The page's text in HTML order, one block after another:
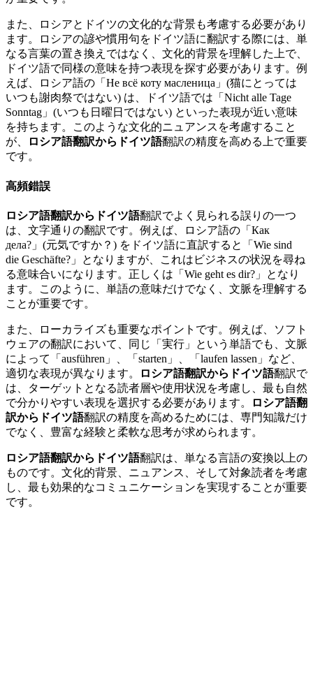
また、ロシアとドイツの文化的な背景も考慮する必要があり
ます。ロシアの諺や慣用句をドイツ語に翻訳する際には、単
なる言葉の置き換えではなく、文化的背景を理解した上で、
ドイツ語で同様の意味を持つ表現を探す必要があります。例
えば、ロシア語の「Не всё коту масленица」(猫にとっては
いつも謝肉祭ではない) は、ドイツ語では「Nicht alle Tage
Sonntag」(いつも日曜日ではない) といった表現が近い意味
を持ちます。このような文化的ニュアンスを考慮すること
が、
ロシア語翻訳からドイツ語翻訳の精度を高める上で重要
です。
高頻錯誤
ロシア語翻訳からドイツ語翻訳でよく見られる誤りの一つ
は、文字通りの翻訳です。例えば、ロシア語の「Как
дела?」(元気ですか？) をドイツ語に直訳すると「Wie sind
die Geschäfte?」となりますが、これはビジネスの状況を尋ね
る意味合いになります。正しくは「Wie geht es dir?」となり
ます。このように、単語の意味だけでなく、文脈を理解する
ことが重要です。
また、ローカライズも重要なポイントです。例えば、ソフト
ウェアの翻訳において、同じ「実行」という単語でも、文脈
によって「ausführen」、「starten」、「laufen lassen」など、
適切な表現が異なります。
ロシア語翻訳からドイツ語翻訳で
は、ターゲットとなる読者層や使用状況を考慮し、最も自然
で分かりやすい表現を選択する必要があります。
ロシア語翻
訳からドイツ語翻訳の精度を高めるためには、専門知識だけ
でなく、豊富な経験と柔軟な思考が求められます。
ロシア語翻訳からドイツ語翻訳は、単なる言語の変換以上の
ものです。文化的背景、ニュアンス、そして対象読者を考慮
し、最も効果的なコミュニケーションを実現することが重要
です。